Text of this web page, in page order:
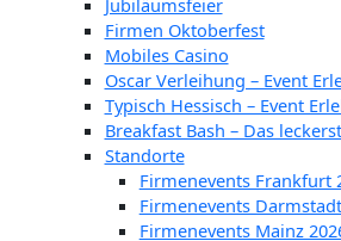
Firmen Oktoberfest
Mobiles Casino
Oscar Verleihung – Event
Typisch Hessisch – Event
Breakfast Bash – Das
Standorte
Firmenevents Frankfurt
Firmenevents
Firmenevents Mainz